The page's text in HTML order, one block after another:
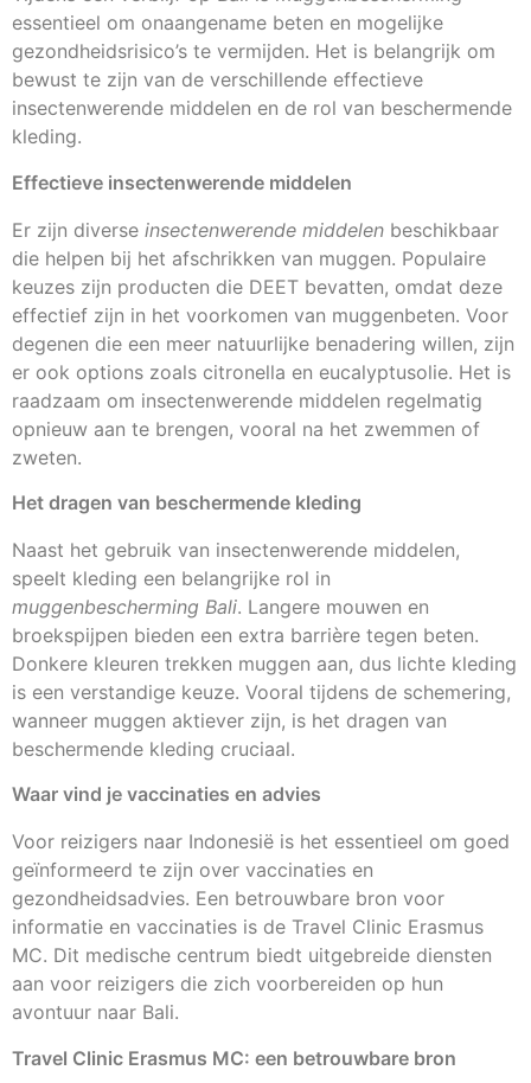
essentieel om onaangename beten en mogelijke
gezondheidsrisico’s te vermijden. Het is belangrijk om
bewust te zijn van de verschillende effectieve
insectenwerende middelen en de rol van beschermende
kleding.
Effectieve insectenwerende middelen
Er zijn diverse insectenwerende middelen beschikbaar
die helpen bij het afschrikken van muggen. Populaire
keuzes zijn producten die DEET bevatten, omdat deze
effectief zijn in het voorkomen van muggenbeten. Voor
degenen die een meer natuurlijke benadering willen, zijn
er ook options zoals citronella en eucalyptusolie. Het is
raadzaam om insectenwerende middelen regelmatig
opnieuw aan te brengen, vooral na het zwemmen of
zweten.
Het dragen van beschermende kleding
Naast het gebruik van insectenwerende middelen,
speelt kleding een belangrijke rol in
muggenbescherming Bali. Langere mouwen en
broekspijpen bieden een extra barrière tegen beten.
Donkere kleuren trekken muggen aan, dus lichte kleding
is een verstandige keuze. Vooral tijdens de schemering,
wanneer muggen aktiever zijn, is het dragen van
beschermende kleding cruciaal.
Waar vind je vaccinaties en advies
Voor reizigers naar Indonesië is het essentieel om goed
geïnformeerd te zijn over vaccinaties en
gezondheidsadvies. Een betrouwbare bron voor
informatie en vaccinaties is de Travel Clinic Erasmus
MC. Dit medische centrum biedt uitgebreide diensten
aan voor reizigers die zich voorbereiden op hun
avontuur naar Bali.
Travel Clinic Erasmus MC: een betrouwbare bron